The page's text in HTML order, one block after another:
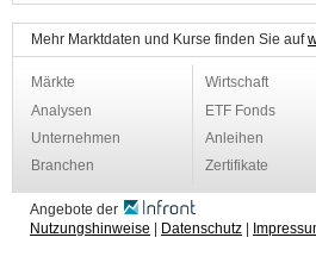
Mehr Marktdaten und Kurse finden Sie auf
Märkte
Analysen
Unternehmen
Branchen
Wirtschaft
ETF Fonds
Anleihen
Zertifikate
Angebote der
Nutzungshinweise | Datenschutz |